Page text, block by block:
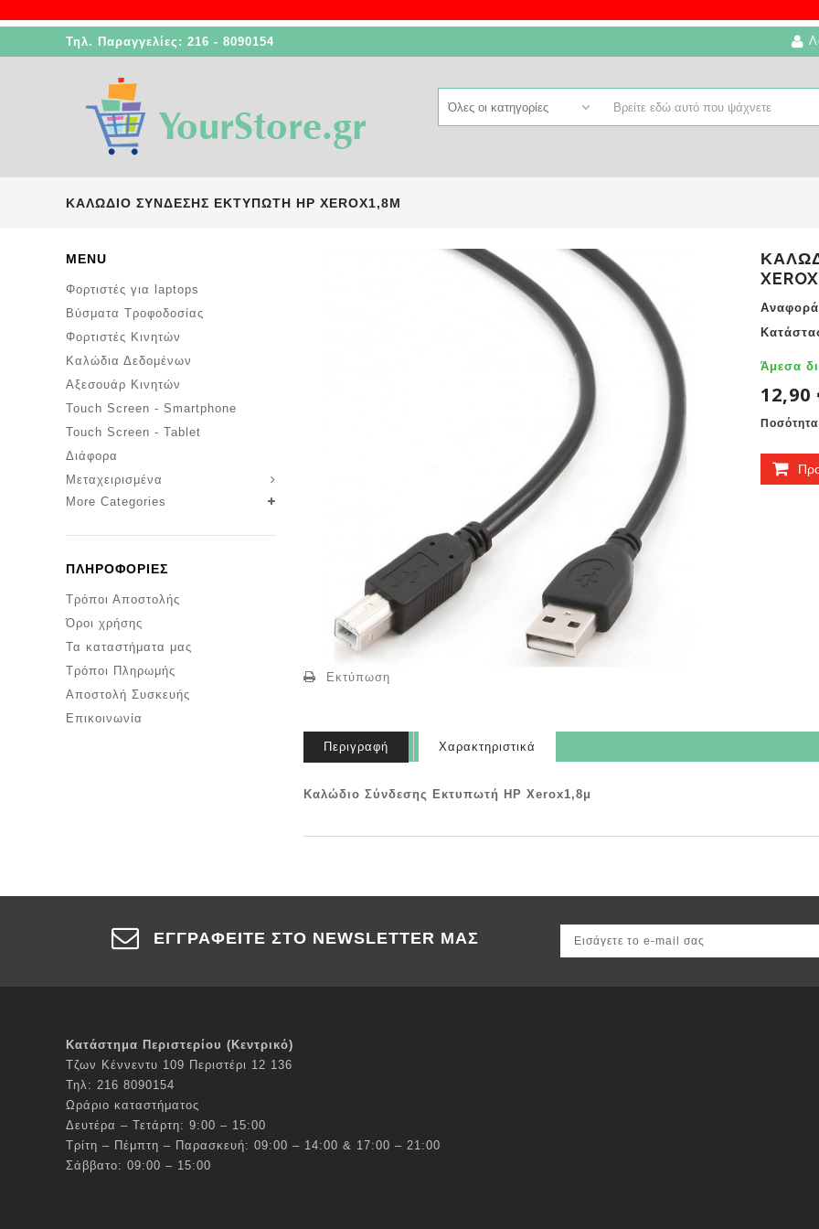
Τηλ. Παραγγελίες: 216 - 8090154
ΚΑΛΏΔΙΟ ΣΎΝΔΕΣΗΣ ΕΚΤΥΠΩΤΉ HP XEROX1,8Μ
MENU
Φορτιστές για laptops
Βύσματα Τροφοδοσίας
Φορτιστές Κινητών
Καλώδια Δεδομένων
Αξεσουάρ Κινητών
Touch Screen - Smartphone
Touch Screen - Tablet
Διάφορα
Μεταχειρισμένα
More Categories
ΠΛΗΡΟΦΟΡΊΕΣ
Τρόποι Αποστολής
Όροι χρήσης
Τα καταστήματα μας
Τρόποι Πληρωμής
Αποστολή Συσκευής
Επικοινωνία
Εκτύπωση
Άμεσα
12,90
Ποσότητα
Περιγραφή Χαρακτηριστικά
Καλώδιο Σύνδεσης Εκτυπωτή HP Xerox1,8μ
ΕΓΓΡΑΦΕΊΤΕ ΣΤΟ NEWSLETTER ΜΑΣ
Κατάστημα Περιστερίου (Κεντρικό)
Τζων Κέννεντυ 109 Περιστέρι 12 136
Τηλ: 216 8090154
Ωράριο καταστήματος
Δευτέρα – Τετάρτη: 9:00 – 15:00
Τρίτη – Πέμπτη – Παρασκευή: 09:00 – 14:00 & 17:00 – 21:00
Σάββατο: 09:00 – 15:00